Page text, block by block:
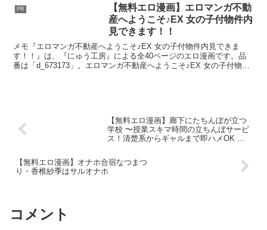
PR
【無料エロ漫画】エロマンガ不動
産へようこそ♪EX 女の子付物件内
見できます！！
メモ『エロマンガ不動産へようこそ♪EX 女の子付物件内見できま
す！！』は、『にゅう工房』による全40ページのエロ漫画です。品
番は「d_673173」。エロマンガ不動産へようこそ♪EX 女の子付物件
【無料エロ漫画】廊下にたちんぼが立つ
学校 〜授業スキマ時間の立ちんぼサービ
ス！清楚系からギャルまで即ハメOK 授
【無料エロ漫画】オナホ合宿なつまつ
り・香椎紗季はサルオナホ
コメント